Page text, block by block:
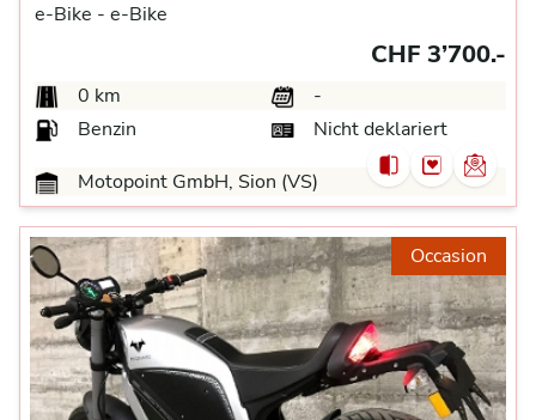
e-Bike - e-Bike
CHF 3’700.-
0 km
-
Benzin
Nicht deklariert
Motopoint GmbH, Sion (VS)
Occasion